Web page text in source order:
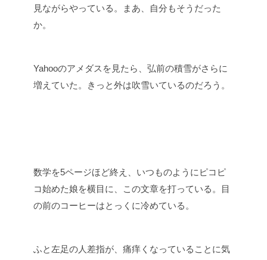
見ながらやっている。まあ、自分もそうだった
か。
Yahooのアメダスを見たら、弘前の積雪がさらに
増えていた。きっと外は吹雪いているのだろう。
数学を5ページほど終え、いつものようにピコピ
コ始めた娘を横目に、この文章を打っている。目
の前のコーヒーはとっくに冷めている。
ふと左足の人差指が、痛痒くなっていることに気